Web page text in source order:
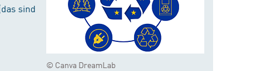
© Canva DreamLab
sind